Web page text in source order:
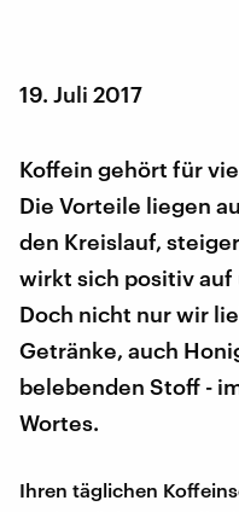
19. Juli 2017
Koffein gehört für
Die Vorteile liegen
den Kreislauf,
wirkt sich positiv auf
Doch nicht nur wir
Getränke, auch
belebenden Stoff -
Wortes.
Ihren täglichen